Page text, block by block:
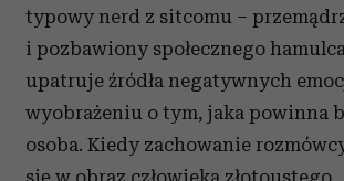
typowy nerd z sitcomu –
i pozbawiony społecznego
upatruje źródła negatywnych
wyobrażeniu o tym, jaka powinna
osoba. Kiedy zachowanie
się w obraz człowieka złotoustego